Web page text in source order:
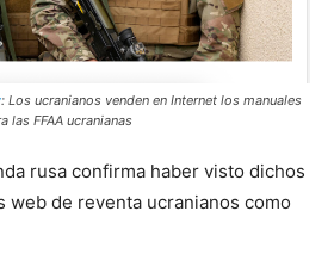
: Los ucranianos venden en Internet los manuales
las FFAA ucranianas
rusa confirma haber visto dichos
web de reventa ucranianos como